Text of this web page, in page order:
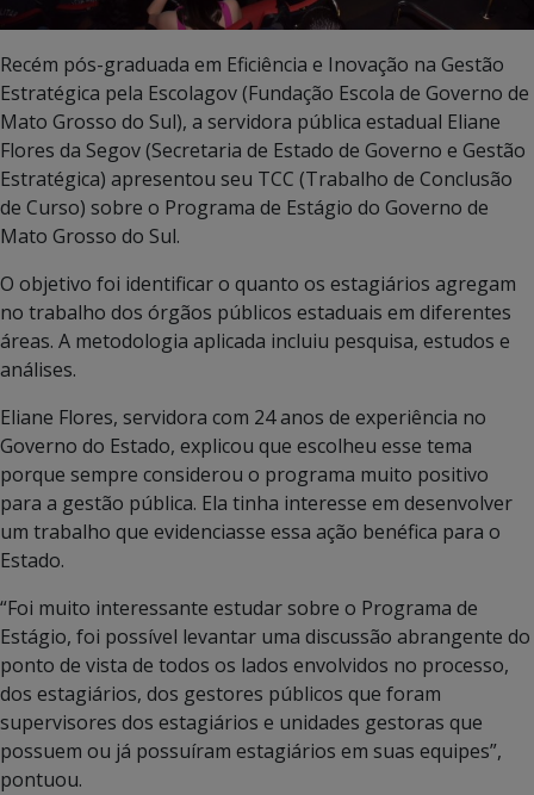
Recém pós-graduada em Eficiência e Inovação na Gestão
Estratégica pela Escolagov (Fundação Escola de Governo de
Mato Grosso do Sul), a servidora pública estadual Eliane
Flores da Segov (Secretaria de Estado de Governo e Gestão
Estratégica) apresentou seu TCC (Trabalho de Conclusão
de Curso) sobre o Programa de Estágio do Governo de
Mato Grosso do Sul.
O objetivo foi identificar o quanto os estagiários agregam
no trabalho dos órgãos públicos estaduais em diferentes
áreas. A metodologia aplicada incluiu pesquisa, estudos e
análises.
Eliane Flores, servidora com 24 anos de experiência no
Governo do Estado, explicou que escolheu esse tema
porque sempre considerou o programa muito positivo
para a gestão pública. Ela tinha interesse em desenvolver
um trabalho que evidenciasse essa ação benéfica para o
Estado.
“Foi muito interessante estudar sobre o Programa de
Estágio, foi possível levantar uma discussão abrangente do
ponto de vista de todos os lados envolvidos no processo,
dos estagiários, dos gestores públicos que foram
supervisores dos estagiários e unidades gestoras que
possuem ou já possuíram estagiários em suas equipes”,
pontuou.